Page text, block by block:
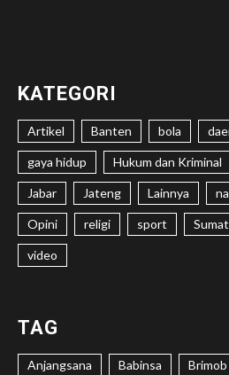
KATEGORI
Artikel Banten bola
gaya hidup Hukum dan Kriminal
Jabar Jateng Lainnya
Opini religi sport
video
TAG
Anjangsana Babinsa Brimob